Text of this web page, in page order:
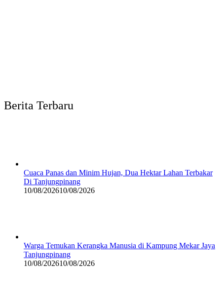
Berita Terbaru
Cuaca Panas dan Minim Hujan, Dua Hektar Lahan Terbakar
Di Tanjungpinang
10/08/202610/08/2026
Warga Temukan Kerangka Manusia di Kampung Mekar Jaya
Tanjungpinang
10/08/202610/08/2026